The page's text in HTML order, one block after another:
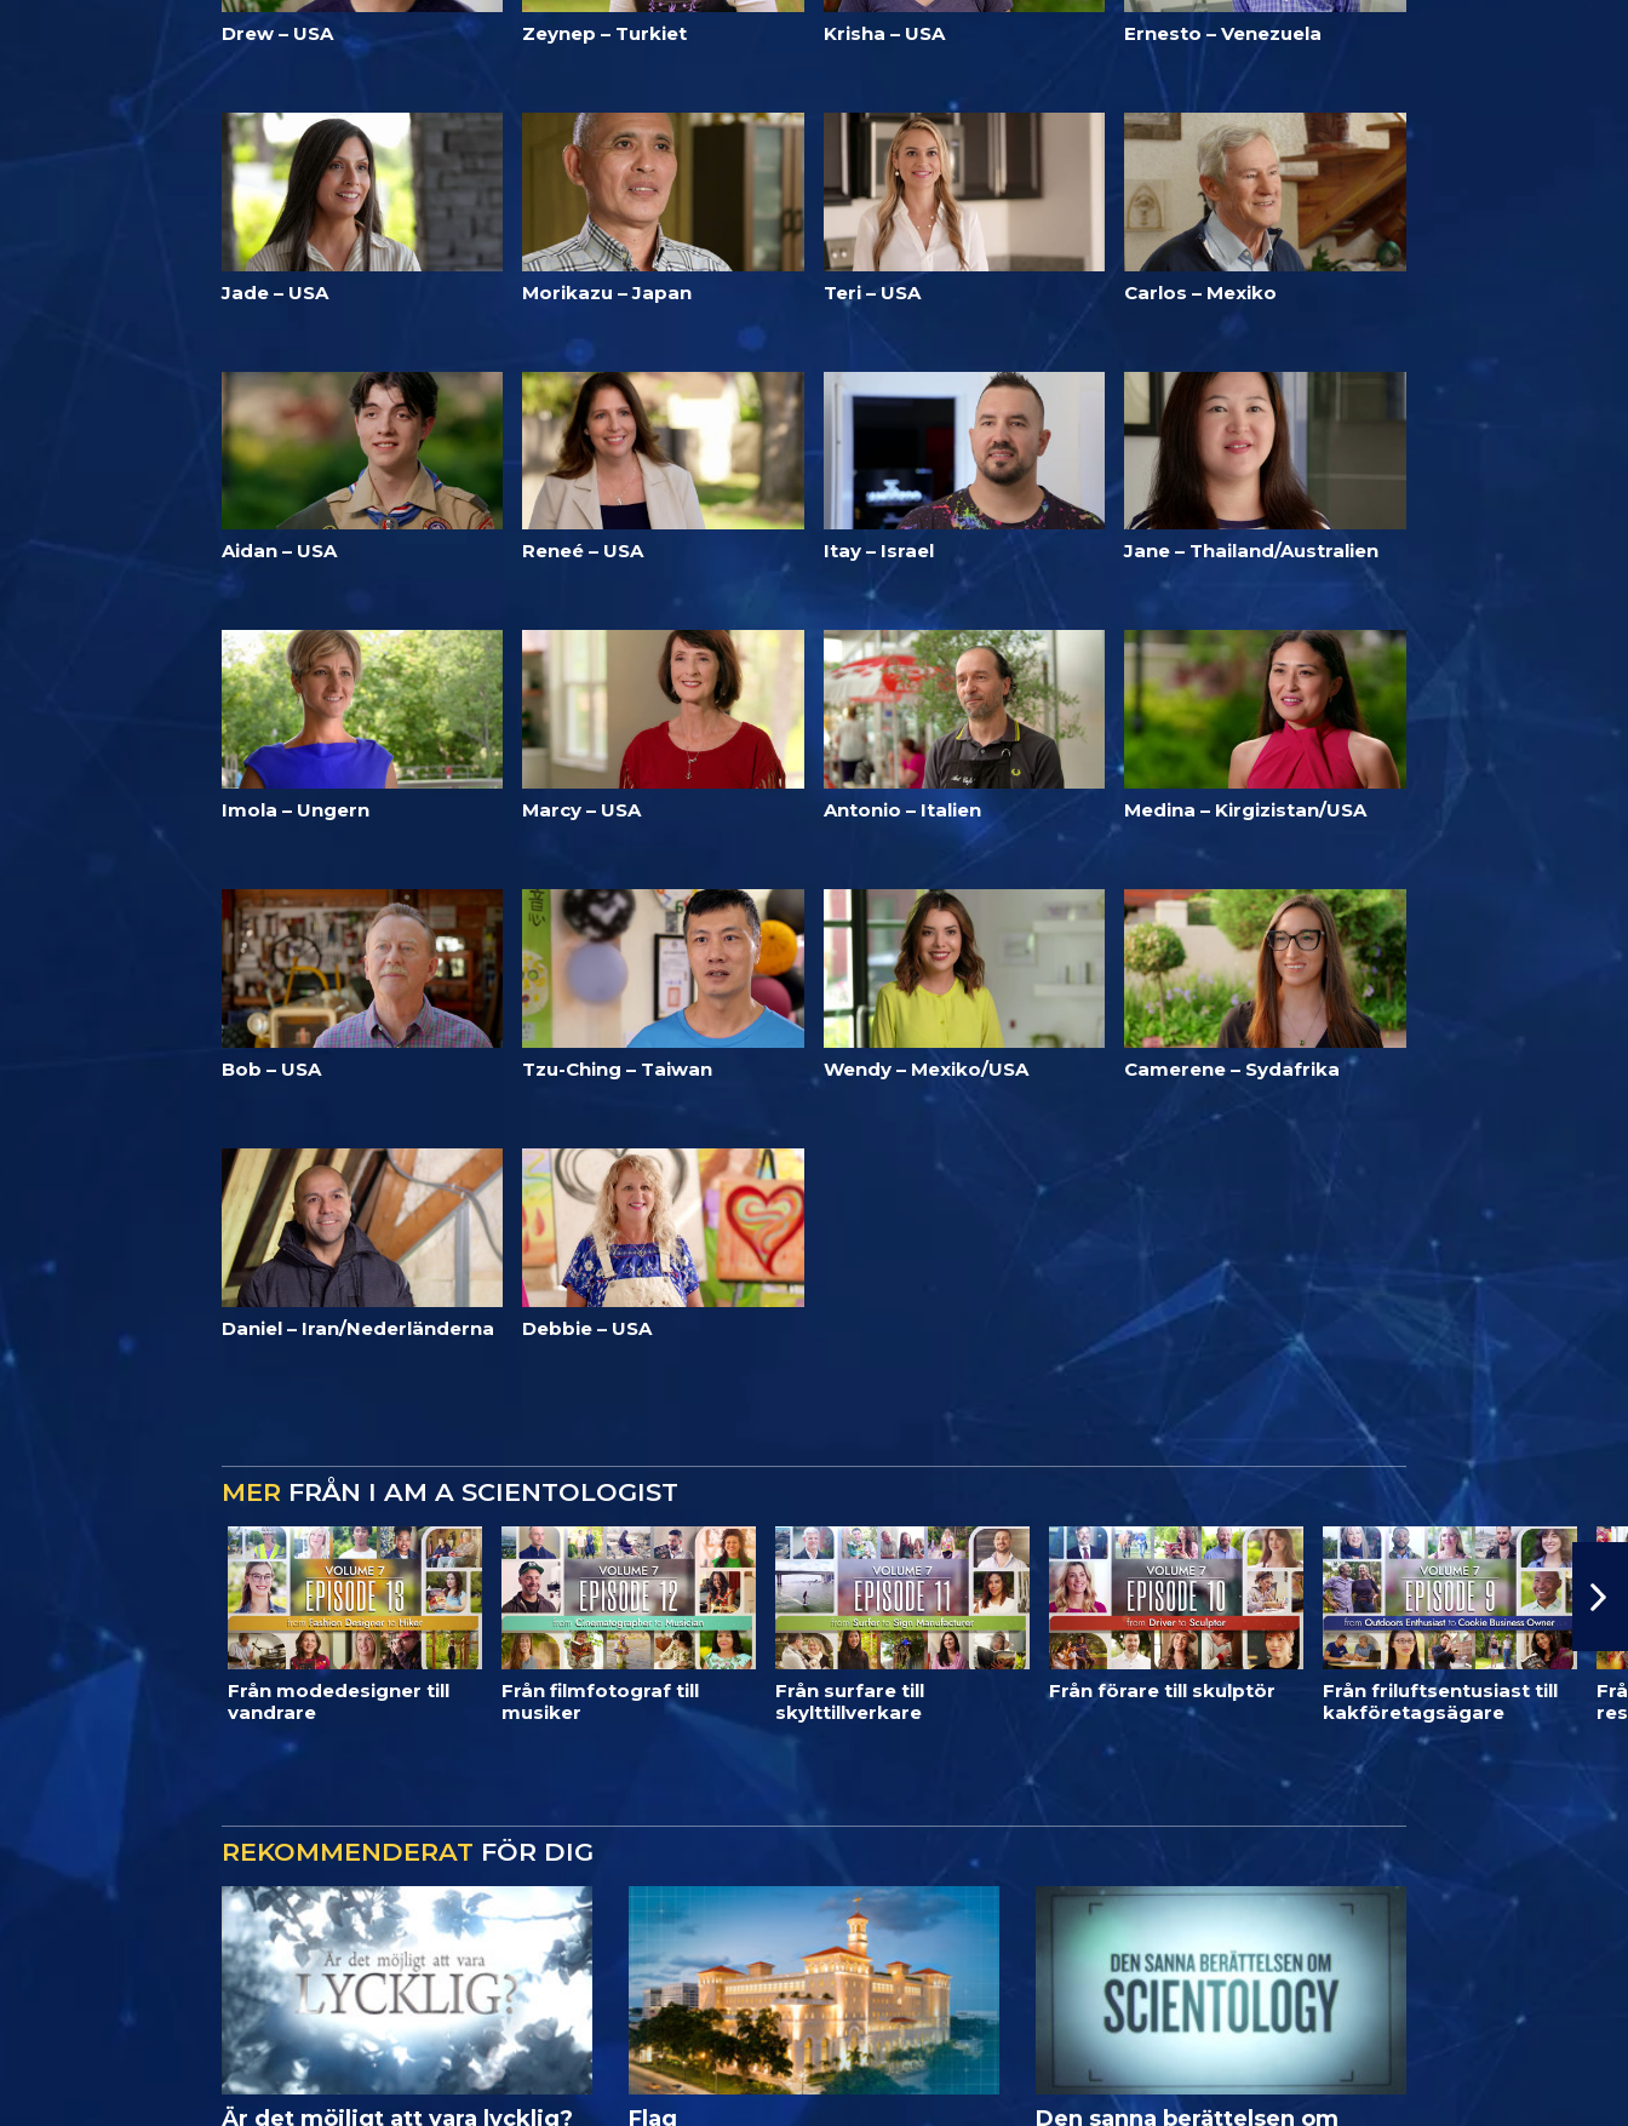
Drew – USA Zeynep – Turkiet Krisha – USA Ernesto – Venezuela
Jade – USA Morikazu – Japan Teri – USA Carlos – Mexiko
Aidan – USA Reneé – USA Itay – Israel Jane – Thailand/Australien
Imola – Ungern Marcy – USA Antonio – Italien Medina – Kirgizistan/USA
Bob – USA Tzu-Ching – Taiwan Wendy – Mexiko/USA Camerene – Sydafrika
Daniel – Iran/Nederländerna Debbie – USA
MER FRÅN I AM A SCIENTOLOGIST
Från modedesigner till
vandrare
Från filmfotograf till
musiker
Från surfare till
skylttillverkare
Från förare till skulptör
Från friluftsentusiast till
kakföretagsägare
REKOMMENDERAT FÖR DIG
Är det möjligt att vara lycklig? Flag Den sanna berättelsen om